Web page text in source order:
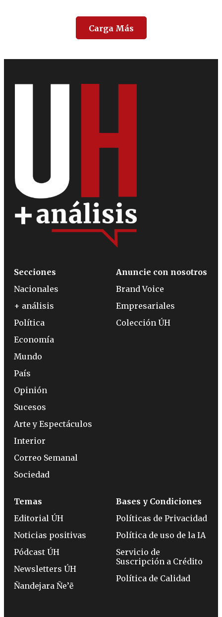
Carga Más
Secciones
Nacionales
+ análisis
Política
Economía
Mundo
País
Opinión
Sucesos
Arte y Espectáculos
Interior
Correo Semanal
Sociedad
Anuncie con nosotros
Brand Voice
Empresariales
Colección ÚH
Temas
Editorial ÚH
Noticias positivas
Pódcast ÚH
Newsletters ÚH
Ñandejara Ñe’ẽ
Bases y Condiciones
Políticas de Privacidad
Política de uso de la IA
Servicio de
Suscripción a Crédito
Política de Calidad